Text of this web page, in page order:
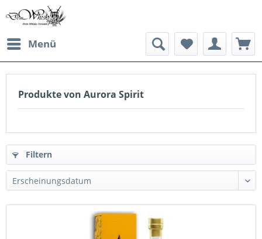
Menü
Produkte von Aurora Spirit
Filtern